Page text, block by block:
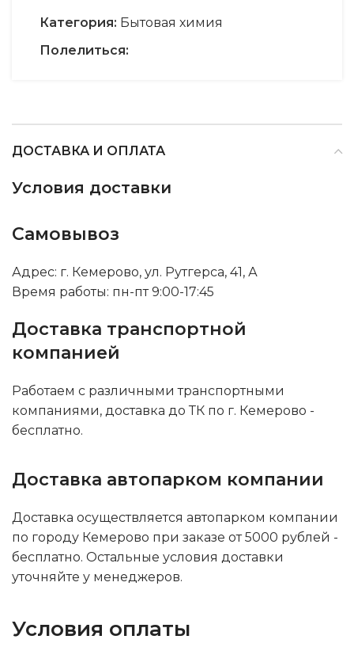
Категория: Бытовая химия
Полелиться:
ДОСТАВКА И ОПЛАТА
Условия доставки
Самовывоз
Адрес: г. Кемерово, ул. Рутгерса, 41, А
Время работы: пн-пт 9:00-17:45
Доставка транспортной
компанией
Работаем с различными транспортными
компаниями, доставка до ТК по г. Кемерово -
бесплатно.
Доставка автопарком компании
Доставка осуществляется автопарком компании
по городу Кемерово при заказе от 5000 рублей -
бесплатно. Остальные условия доставки
уточняйте у менеджеров.
Условия оплаты